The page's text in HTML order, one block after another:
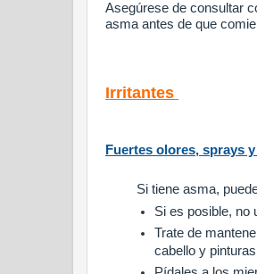
Asegúrese de consultar
asma antes de que
Irritantes
Fuertes olores, sprays
Si tiene asma,
Si es posible, no
Trate de
cabello y